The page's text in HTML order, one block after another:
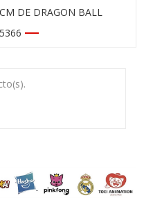
DE DRAGON BALL